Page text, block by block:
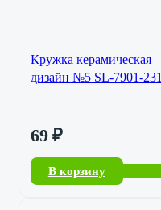
Кружка керамическая
дизайн №5 SL-7901-231
69 ₽
В корзину